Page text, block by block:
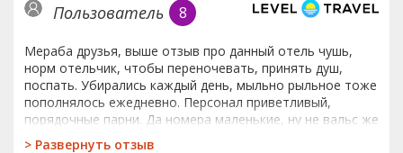
Пользователь 8
Мераба друзья, выше отзыв про данный отель чушь,
норм отельчик, чтобы переночевать, принять душ,
поспать. Убирались каждый день, мыльно рыльное тоже
пополнялось ежедневно. Персонал приветливый,
порядочные парни. Да номера маленькие, ну не вальс же
там танцевать) места нам двоим хватало, мы с женой
> Развернуть отзыв